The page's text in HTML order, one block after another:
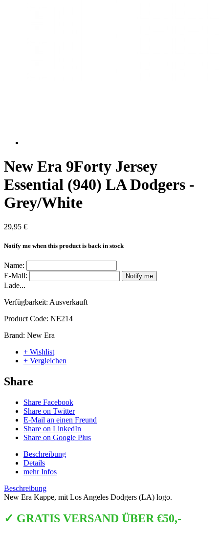
New Era 9Forty Jersey
Essential (940) LA Dodgers -
Grey/White
29,95 €
Notify me when this product is back in stock
Name:
E-Mail:
Notify me
Lade...
Verfügbarkeit: Ausverkauft
Product Code: NE214
Brand: New Era
+ Wishlist
+ Vergleichen
Share
Share Facebook
Share on Twitter
E-Mail an einen Freund
Share on LinkedIn
Share on Google Plus
Beschreibung
Details
mehr Infos
Beschreibung
New Era Kappe, mit Los Angeles Dodgers (LA) logo.
✓ GRATIS VERSAND ÜBER €50,-